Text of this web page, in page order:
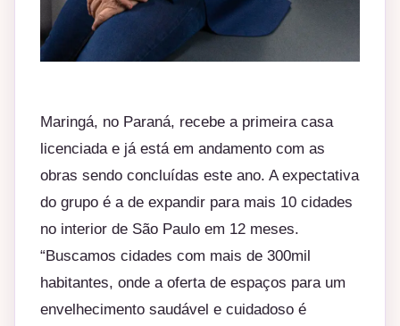
Maringá, no Paraná, recebe a primeira casa
licenciada e já está em andamento com as
obras sendo concluídas este ano. A expectativa
do grupo é a de expandir para mais 10 cidades
no interior de São Paulo em 12 meses.
“Buscamos cidades com mais de 300mil
habitantes, onde a oferta de espaços para um
envelhecimento saudável e cuidadoso é